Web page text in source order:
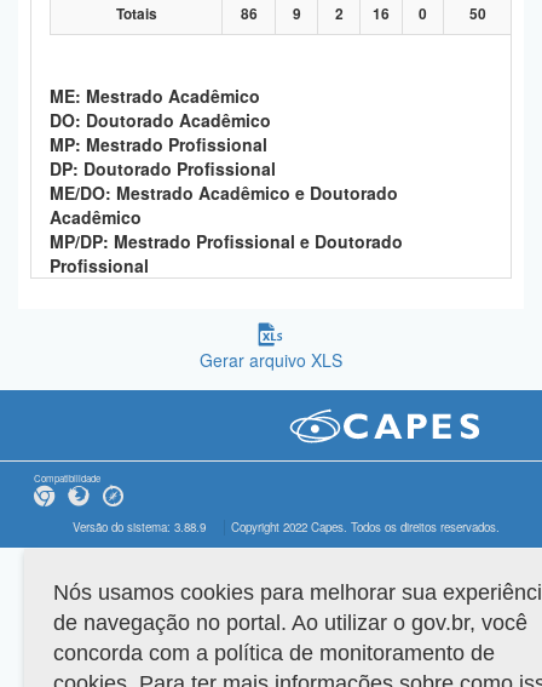
Totais 86 9 2 16 0 50
ME: Mestrado Acadêmico
DO: Doutorado Acadêmico
MP: Mestrado Profissional
DP: Doutorado Profissional
ME/DO: Mestrado Acadêmico e Doutorado
Acadêmico
MP/DP: Mestrado Profissional e Doutorado
Profissional
Gerar arquivo XLS
Compatibilidade
Versão do sistema: 3.88.9 Copyright 2022 Capes. Todos os direitos reservados.
Nós usamos cookies para melhorar sua
de navegação no portal. Ao utilizar o gov.br, você
concorda com a política de monitoramento de